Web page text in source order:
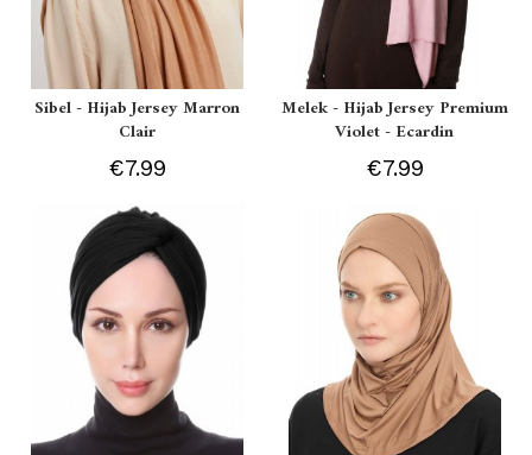
Sibel - Hijab Jersey Marron
Clair
€7.99
Melek - Hijab Jersey Premium
Violet - Ecardin
€7.99